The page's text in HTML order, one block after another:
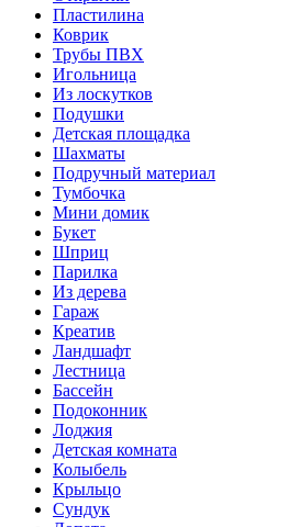
Пластилина
Коврик
Трубы ПВХ
Игольница
Из лоскутков
Подушки
Детская площадка
Шахматы
Подручный материал
Тумбочка
Мини домик
Букет
Шприц
Парилка
Из дерева
Гараж
Креатив
Ландшафт
Лестница
Бассейн
Подоконник
Лоджия
Детская комната
Колыбель
Крыльцо
Сундук